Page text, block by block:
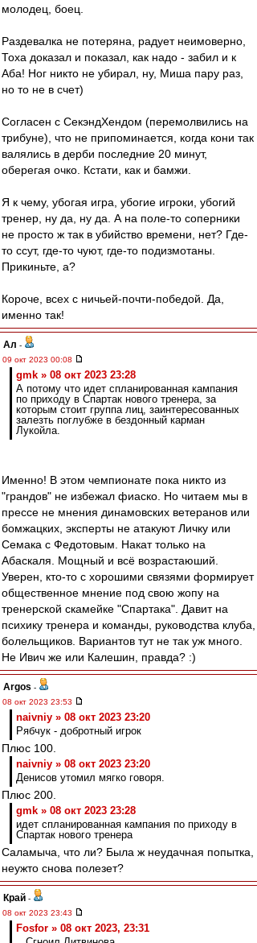
молодец, боец.
Раздевалка не потеряна, радует неимоверно,
Тоха доказал и показал, как надо - забил и к
Аба! Ног никто не убирал, ну, Миша пару раз,
но то не в счет)
Согласен с СекэндХендом (перемолвились на
трибуне), что не припоминается, когда кони так
валялись в дерби последние 20 минут,
оберегая очко. Кстати, как и бамжи.
Я к чему, убогая игра, убогие игроки, убогий
тренер, ну да, ну да. А на поле-то соперники
не просто ж так в убийство времени, нет? Где-
то ссут, где-то чуют, где-то подизмотаны.
Прикиньте, а?
Короче, всех с ничьей-почти-победой. Да,
именно так!
Ал -
09 окт 2023 00:08
gmk » 08 окт 2023 23:28
А потому что идет спланированная кампания
по приходу в Спартак нового тренера, за
которым стоит группа лиц, заинтересованных
залезть поглубже в бездонный карман
Лукойла.
Именно! В этом чемпионате пока никто из
"грандов" не избежал фиаско. Но читаем мы в
прессе не мнения динамовских ветеранов или
бомжацких, эксперты не атакуют Личку или
Семака с Федотовым. Накат только на
Абаскаля. Мощный и всё возрастаюший.
Уверен, кто-то с хорошими связями формирует
общественное мнение под свою жопу на
тренерской скамейке "Спартака". Давит на
психику тренера и команды, руководства клуба,
болельщиков. Вариантов тут не так уж много.
Не Ивич же или Калешин, правда? :)
Argos -
08 окт 2023 23:53
naivniy » 08 окт 2023 23:20
Рябчук - добротный игрок
Плюс 100.
naivniy » 08 окт 2023 23:20
Денисов утомил мягко говоря.
Плюс 200.
gmk » 08 окт 2023 23:28
идет спланированная кампания по приходу в
Спартак нового тренера
Саламыча, что ли? Была ж неудачная попытка,
неужто снова полезет?
Край -
08 окт 2023 23:43
Fosfor » 08 окт 2023, 23:31